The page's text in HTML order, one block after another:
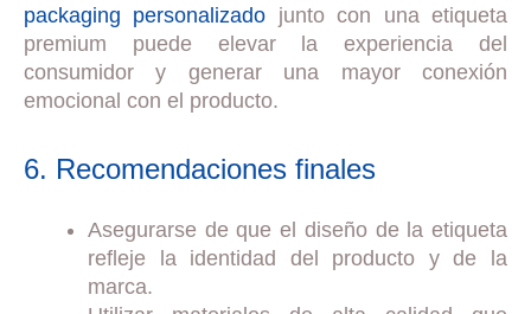
packaging personalizado junto con una etiqueta
premium puede elevar la experiencia del
consumidor y generar una mayor conexión
emocional con el producto.
6. Recomendaciones finales
Asegurarse de que el diseño de la etiqueta
refleje la identidad del producto y de la
marca.